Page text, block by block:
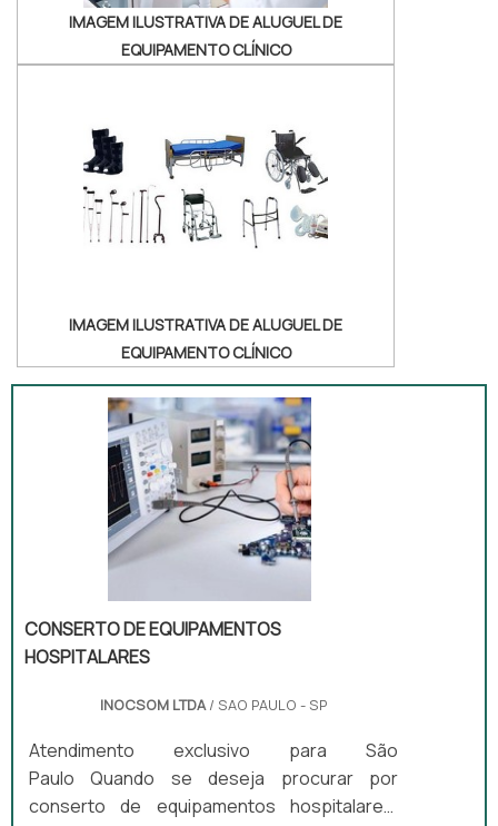
IMAGEM ILUSTRATIVA DE ALUGUEL DE
EQUIPAMENTO CLÍNICO
IMAGEM ILUSTRATIVA DE ALUGUEL DE
EQUIPAMENTO CLÍNICO
CONSERTO DE EQUIPAMENTOS
HOSPITALARES
INOCSOM LTDA/ SAO PAULO - SP
Atendimento exclusivo para São
Paulo Quando se deseja procurar por
conserto de equipamentos hospitalares,